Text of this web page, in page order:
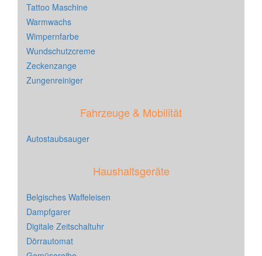
Tattoo Maschine
Warmwachs
Wimpernfarbe
Wundschutzcreme
Zeckenzange
Zungenreiniger
Fahrzeuge & Mobilität
Autostaubsauger
Haushaltsgeräte
Belgisches Waffeleisen
Dampfgarer
Digitale Zeitschaltuhr
Dörrautomat